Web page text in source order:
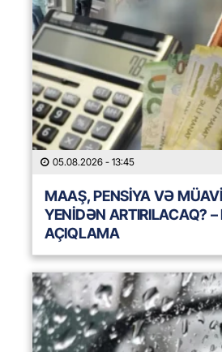
05.08.2026 - 13:45
MAAŞ, PENSİYA VƏ
YENİDƏN ARTIRILACAQ?
AÇIQLAMA